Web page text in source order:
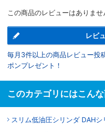
この商品のレビューはありませ
レビ
毎月3件以上の商品レビュー投
ポンプレゼント！
このカテゴリにはこん
スリム低油圧シリンダ DAHシ